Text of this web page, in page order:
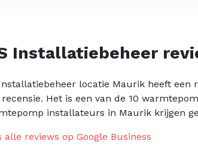
Installatiebeheer
locatie Maurik heeft een
recensie. Het is een van de 10
installateurs in Maurik krijgen
alle reviews op Google Business